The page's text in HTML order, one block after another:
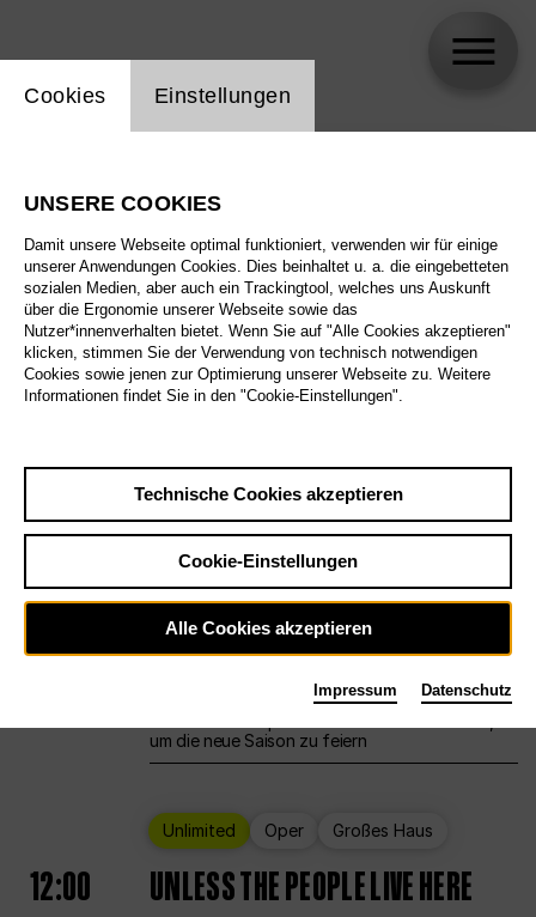
Alle Sparten
Alle Spielstätten
Alle Merkmale
Sa29.8.
Großes Haus
12:00 Eröffnungswochenende
um die neue Saison zu feiern
Unlimited Oper Großes Haus
12:00 UNLESS THE PEOPLE LIVE HERE
Einstellung Website Cookie
Cookies Einstellungen
UNSERE COOKIES
Damit unsere Webseite optimal funktioniert, verwenden wir für einige
unserer Anwendungen Cookies. Dies beinhaltet u. a. die eingebetteten
sozialen Medien, aber auch ein Trackingtool, welches uns Auskunft
über die Ergonomie unserer Webseite sowie das
Nutzer*innenverhalten bietet. Wenn Sie auf "Alle Cookies akzeptieren"
klicken, stimmen Sie der Verwendung von technisch notwendigen
Cookies sowie jenen zur Optimierung unserer Webseite zu. Weitere
Informationen findet Sie in den "Cookie-Einstellungen".
Technische Cookies akzeptieren
Cookie-Einstellungen
Alle Cookies akzeptieren
Impressum Datenschutz